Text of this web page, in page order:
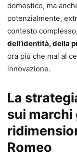
domestico, ma
potenzialmente,
contesto complesso,
dell’identità, della
ora più che mai al
innovazione.
La
sui marchi
Romeo